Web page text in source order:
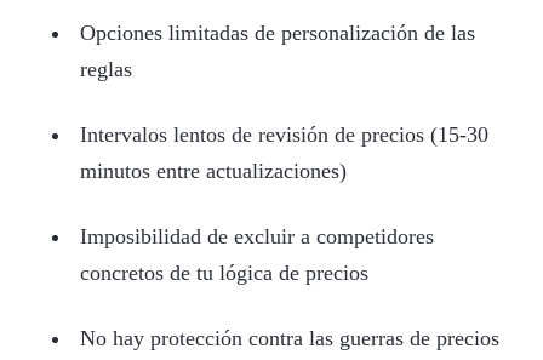
Opciones limitadas de personalización de las
reglas
Intervalos lentos de revisión de precios (15-30
minutos entre actualizaciones)
Imposibilidad de excluir a competidores
concretos de tu lógica de precios
No hay protección contra las guerras de precios